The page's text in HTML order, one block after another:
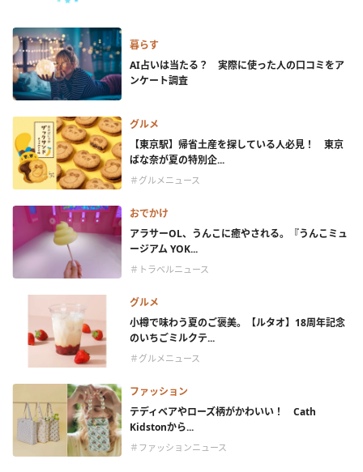
暮らす
AI占いは当たる？ 実際に使った人の口コミをア
ンケート調査
グルメ
【東京駅】帰省土産を探している人必見！ 東京
ばな奈が夏の特別企...
＃グルメニュース
おでかけ
アラサーOL、うんこに癒やされる。『うんこミュ
ージアム YOK...
＃トラベルニュース
グルメ
小樽で味わう夏のご褒美。【ルタオ】18周年記念
のいちごミルクテ...
＃グルメニュース
ファッション
テディベアやローズ柄がかわいい！ Cath
Kidstonから...
＃ファッションニュース